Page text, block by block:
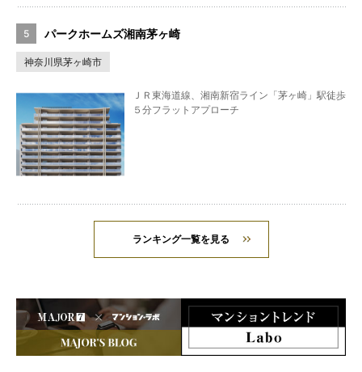
パークホームズ湘南茅ヶ崎
神奈川県茅ヶ崎市
ＪＲ東海道線、湘南新宿ライン「茅ヶ崎」駅徒歩
５分フラットアプローチ
ランキング一覧を見る